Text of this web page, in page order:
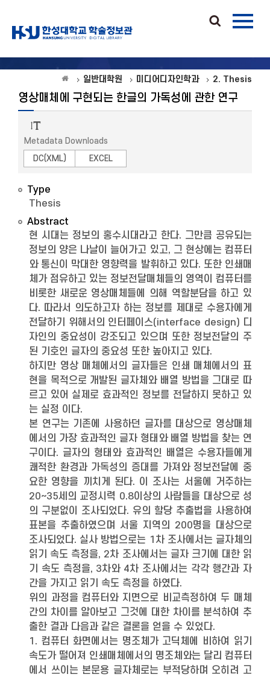
일반대학원 미디어디자인학과 2. Thesis
영상매체에 구현되는 한글의 가독성에 관한 연구
Metadata Downloads
DC(XML)
EXCEL
Type
Thesis
Abstract
현 시대는 정보의 홍수시대라고 한다. 그만큼 공유되는
정보의 양은 나날이 늘어가고 있고, 그 현상에는 컴퓨터
와 통신이 막대한 영향력을 발휘하고 있다. 또한 인쇄매
체가 점유하고 있는 정보전달매체들의 영역이 컴퓨터를
비롯한 새로운 영상매체들에 의해 역할분담을 하고 있
다. 따라서 의도하고자 하는 정보를 제대로 수용자에게
전달하기 위해서의 인터페이스(interface design) 디
자인의 중요성이 강조되고 있으며 또한 정보전달의 주
된 기호인 글자의 중요성 또한 높아지고 있다.
하지만 영상 매체에서의 글자들은 인쇄 매체에서의 표
현을 목적으로 개발된 글자체와 배열 방법을 그대로 따
르고 있어 실제로 효과적인 정보를 전달하지 못하고 있
는 실정 이다.
본 연구는 기존에 사용하던 글자를 대상으로 영상매체
에서의 가장 효과적인 글자 형태와 배열 방법을 찾는 연
구이다. 글자의 형태와 효과적인 배열은 수용자들에게
쾌적한 환경과 가독성의 증대를 가져와 정보전달에 중
요한 영향을 끼치게 된다. 이 조사는 서울에 거주하는
20∼35세의 교정시력 0.8이상의 사람들을 대상으로 성
의 구분없이 조사되었다. 유의 할당 추출법을 사용하여
표본을 추출하였으며 서울 지역의 200명을 대상으로
조사되었다. 실사 방법으로는 1차 조사에서는 글자체의
읽기 속도 측정을, 2차 조사에서는 글자 크기에 대한 읽
기 속도 측정을, 3차와 4차 조사에서는 각각 행간과 자
간을 가지고 읽기 속도 측정을 하였다.
위의 과정을 컴퓨터와 지면으로 비교측정하여 두 매체
간의 차이를 알아보고 그것에 대한 차이를 분석하여 추
출한 결과 다음과 같은 결론을 얻을 수 있었다.
1. 컴퓨터 화면에서는 명조체가 고딕체에 비하여 읽기
속도가 떨어져 인쇄매체에서의 명조체와는 달리 컴퓨터
에서 쓰이는 본문용 글자체로는 부적당하며 오히려 고